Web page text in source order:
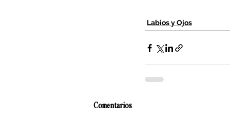
Labios y Ojos
Comentarios